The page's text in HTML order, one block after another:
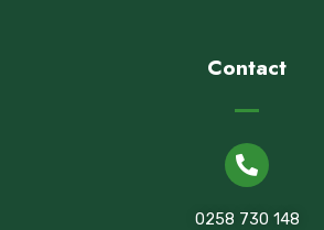
Contact
0258 730 148